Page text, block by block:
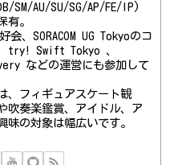
SM/AU/SU/SG/AP/FE/IP)
有。
、SORACOM UG Tokyoのコ
try! Swift Tokyo 、
などの運営にも参加して
、フィギュアスケート観
吹奏楽鑑賞、アイドル、ア
味の対象は幅広いです。